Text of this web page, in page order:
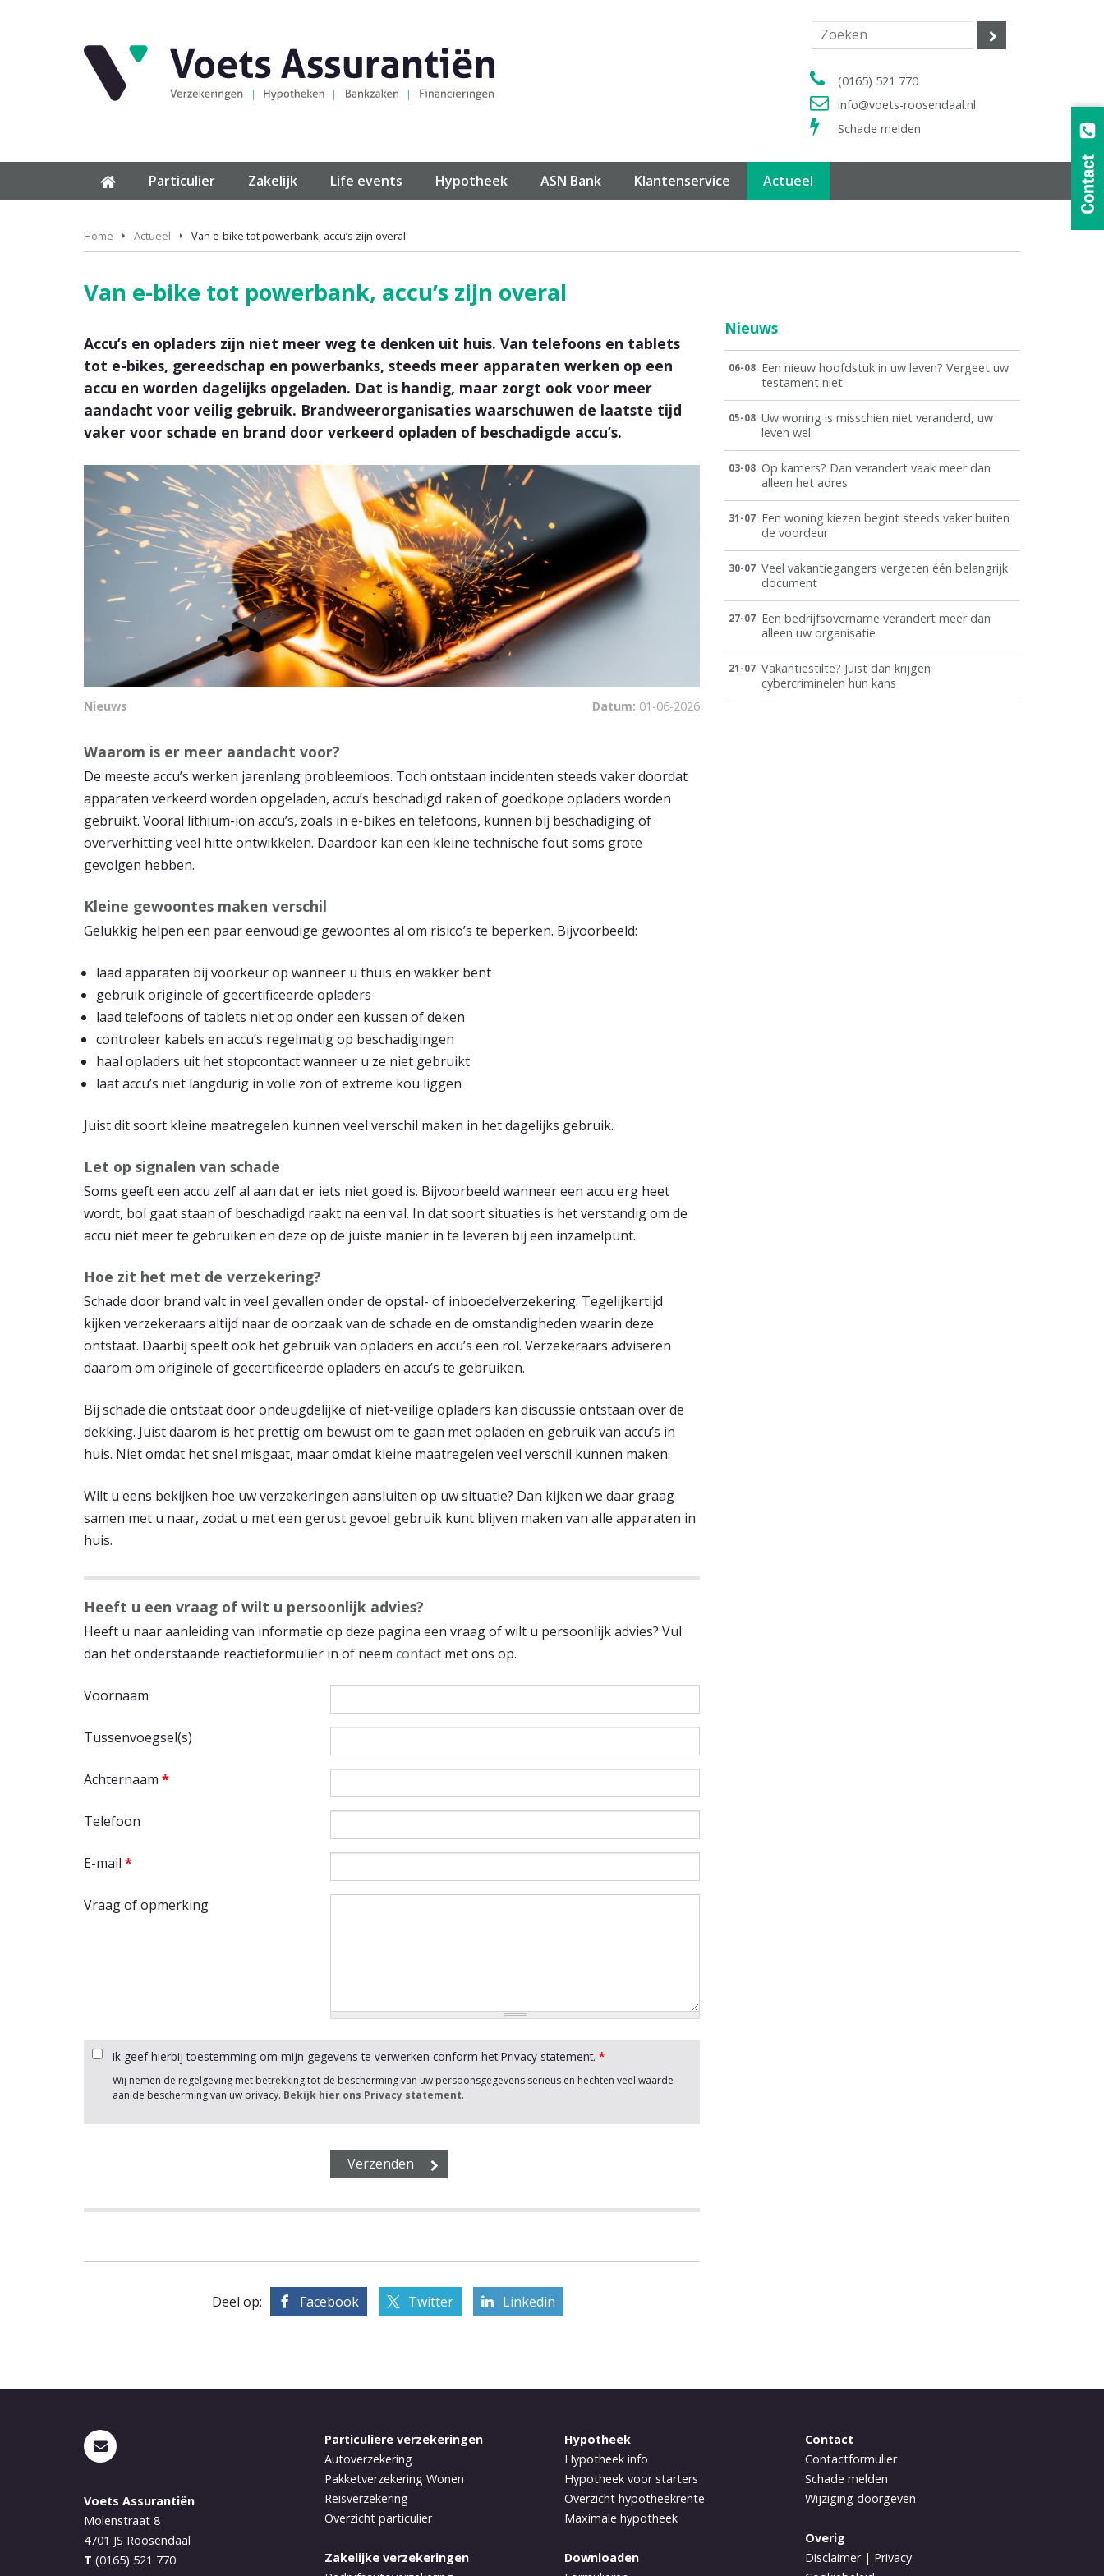
(0165) 521 770
info@voets-roosendaal.nl
Schade melden
Particulier Zakelijk Life events Hypotheek ASN Bank Klantenservice Actueel
Home Actueel Van e-bike tot powerbank, accu’s zijn overal
Van e-bike tot powerbank, accu’s zijn overal
Accu’s en opladers zijn niet meer weg te denken uit huis. Van telefoons en tablets
tot e-bikes, gereedschap en powerbanks, steeds meer apparaten werken op een
accu en worden dagelijks opgeladen. Dat is handig, maar zorgt ook voor meer
aandacht voor veilig gebruik. Brandweerorganisaties waarschuwen de laatste tijd
vaker voor schade en brand door verkeerd opladen of beschadigde accu’s.
Nieuws Datum: 01-06-2026
Waarom is er meer aandacht voor?
De meeste accu’s werken jarenlang probleemloos. Toch ontstaan incidenten steeds vaker doordat
apparaten verkeerd worden opgeladen, accu’s beschadigd raken of goedkope opladers worden
gebruikt. Vooral lithium-ion accu’s, zoals in e-bikes en telefoons, kunnen bij beschadiging of
oververhitting veel hitte ontwikkelen. Daardoor kan een kleine technische fout soms grote
gevolgen hebben.
Kleine gewoontes maken verschil
Gelukkig helpen een paar eenvoudige gewoontes al om risico’s te beperken. Bijvoorbeeld:
laad apparaten bij voorkeur op wanneer u thuis en wakker bent
gebruik originele of gecertificeerde opladers
laad telefoons of tablets niet op onder een kussen of deken
controleer kabels en accu’s regelmatig op beschadigingen
haal opladers uit het stopcontact wanneer u ze niet gebruikt
laat accu’s niet langdurig in volle zon of extreme kou liggen
Juist dit soort kleine maatregelen kunnen veel verschil maken in het dagelijks gebruik.
Let op signalen van schade
Soms geeft een accu zelf al aan dat er iets niet goed is. Bijvoorbeeld wanneer een accu erg heet
wordt, bol gaat staan of beschadigd raakt na een val. In dat soort situaties is het verstandig om de
accu niet meer te gebruiken en deze op de juiste manier in te leveren bij een inzamelpunt.
Hoe zit het met de verzekering?
Schade door brand valt in veel gevallen onder de opstal- of inboedelverzekering. Tegelijkertijd
kijken verzekeraars altijd naar de oorzaak van de schade en de omstandigheden waarin deze
ontstaat. Daarbij speelt ook het gebruik van opladers en accu’s een rol. Verzekeraars adviseren
daarom om originele of gecertificeerde opladers en accu’s te gebruiken.
Bij schade die ontstaat door ondeugdelijke of niet-veilige opladers kan discussie ontstaan over de
dekking. Juist daarom is het prettig om bewust om te gaan met opladen en gebruik van accu’s in
huis. Niet omdat het snel misgaat, maar omdat kleine maatregelen veel verschil kunnen maken.
Wilt u eens bekijken hoe uw verzekeringen aansluiten op uw situatie? Dan kijken we daar graag
samen met u naar, zodat u met een gerust gevoel gebruik kunt blijven maken van alle apparaten in
huis.
Heeft u een vraag of wilt u persoonlijk advies?
Heeft u naar aanleiding van informatie op deze pagina een vraag of wilt u persoonlijk advies? Vul
dan het onderstaande reactieformulier in of neem contact met ons op.
Voornaam
Tussenvoegsel(s)
Achternaam *
Telefoon
E-mail *
Vraag of opmerking
Ik geef hierbij toestemming om mijn gegevens te verwerken conform het Privacy statement. *
Wij nemen de regelgeving met betrekking tot de bescherming van uw persoonsgegevens serieus en hechten veel waarde
aan de bescherming van uw privacy. Bekijk hier ons Privacy statement.
Deel op: Facebook Twitter Linkedin
Nieuws
06-08 Een nieuw hoofdstuk in uw leven? Vergeet uw
testament niet
05-08 Uw woning is misschien niet veranderd, uw
leven wel
03-08 Op kamers? Dan verandert vaak meer dan
alleen het adres
31-07 Een woning kiezen begint steeds vaker buiten
de voordeur
30-07 Veel vakantiegangers vergeten één belangrijk
document
27-07 Een bedrijfsovername verandert meer dan
alleen uw organisatie
21-07 Vakantiestilte? Juist dan krijgen
cybercriminelen hun kans
Voets Assurantiën
Molenstraat 8
4701 JS Roosendaal
T (0165) 521 770
Particuliere verzekeringen
Autoverzekering
Pakketverzekering Wonen
Reisverzekering
Overzicht particulier
Zakelijke verzekeringen
Hypotheek
Hypotheek info
Hypotheek voor starters
Overzicht hypotheekrente
Maximale hypotheek
Downloaden
Contact
Contactformulier
Schade melden
Wijziging doorgeven
Overig
Disclaimer| Privacy